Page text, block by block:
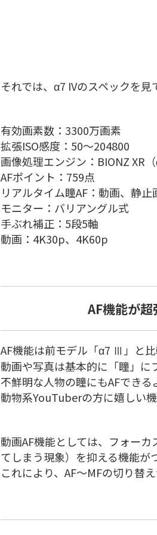
それでは、α7 IVのスペックを見
有効画素数：3300万画素
拡張ISO感度：50～204800
画像処理エンジン：BIONZ XR
AFポイント：759点
リアルタイム瞳AF：動画、静
モニター：バリアングル式
手ぶれ補正：5段5軸
動画：4K30p、4K60p
AF機能が
AF機能は前モデル「α7 Ⅲ」と
動画や写真は基本的に「瞳」に
不鮮明な人物の瞳にもAFでき
動物系YouTuberの方に嬉しい機
動画AF機能としては、フォー
てしまう現象）を抑える機能が
これにより、AF〜MFの切り替